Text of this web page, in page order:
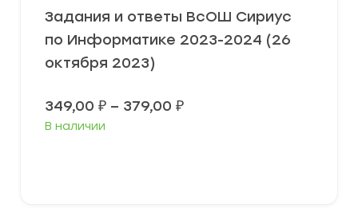
Задания и ответы ВсОШ Сириус
по Информатике 2023-2024 (26
октября 2023)
349,00 ₽ – 379,00 ₽Диапазон
В наличии